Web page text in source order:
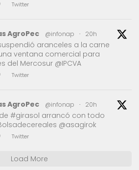
Twitter
AgroPec @infonap · 20h
aranceles a la carne
ventana comercial para
del Mercosur @IPCVA
Twitter
AgroPec @infonap · 20h
#girasol arrancó con todo
@asagirok
Twitter
Load More